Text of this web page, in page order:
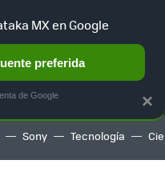
AUTO TERRITORIO
Sony Tecnología
×
MX en Google
preferida
de Google